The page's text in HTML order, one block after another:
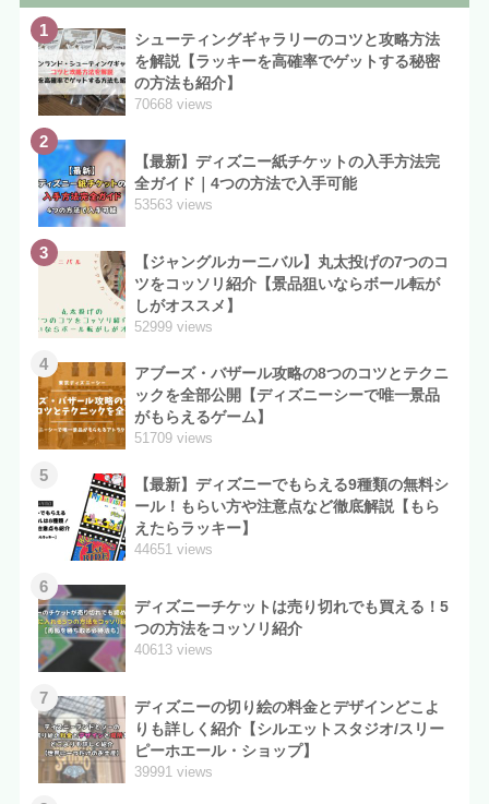
1
シューティングギャラリーのコツと攻略方法
を解説【ラッキーを高確率でゲットする秘密
の方法も紹介】
70668 views
2
【最新】ディズニー紙チケットの入手方法完
全ガイド｜4つの方法で入手可能
53563 views
3
【ジャングルカーニバル】丸太投げの7つのコ
ツをコッソリ紹介【景品狙いならボール転が
しがオススメ】
52999 views
4
アブーズ・バザール攻略の8つのコツとテクニ
ックを全部公開【ディズニーシーで唯一景品
がもらえるゲーム】
51709 views
5
【最新】ディズニーでもらえる9種類の無料シ
ール！もらい方や注意点など徹底解説【もら
えたらラッキー】
44651 views
6
ディズニーチケットは売り切れでも買える！5
つの方法をコッソリ紹介
40613 views
7
ディズニーの切り絵の料金とデザインどこよ
りも詳しく紹介【シルエットスタジオ/スリー
ピーホエール・ショップ】
39991 views